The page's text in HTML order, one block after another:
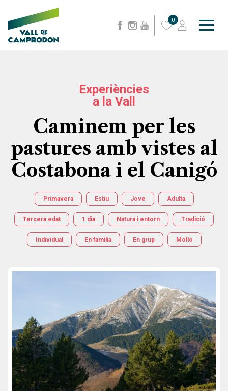
0
Experiències
a la Vall
Caminem per les
pastures amb vistes al
Costabona i el Canigó
Primavera Estiu Jove Adulta
Tercera edat 1 dia Natura i entorn Tradició
Individual En família En grup Molló